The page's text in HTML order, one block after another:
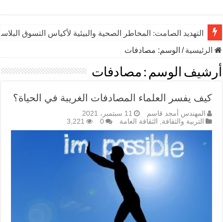
التهديد الصامت: المخاطر الصحية والبيئية لأكياس التسوق
الرئيسية/ الوسم: مصادفات
أرشيف الوسم : مصادفات
كيف يفسر العلماء المصادفات الغريبة في الحياة؟
المهندس أمجد قاسم
11 سبتمبر، 2021
التربية والثقافة, الثقافة العامة 0
3,221